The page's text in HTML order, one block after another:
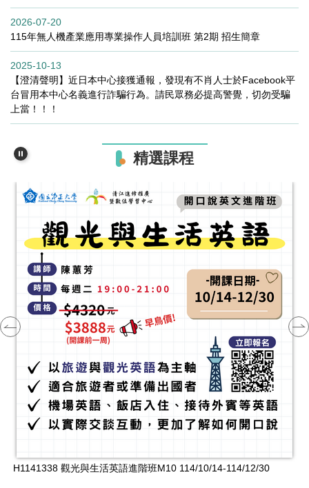
2026-07-20
115年無人機產業應用專業操作人員培訓班 第2期 招生簡章
2025-10-13
【澄清聲明】近日本中心接獲通報，發現有不肖人士於Facebook平
台冒用本中心名義進行詐騙行為。請民眾務必提高警覺，切勿受騙
上當！！！
精選課程
H1141338 觀光與生活英語進階班M10 114/10/14-114/12/30